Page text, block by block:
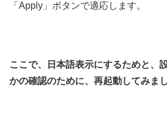
「Apply」ボタンで適応します。
ここで、日本語表示にするためと、
かの確認のために、再起動してみまし